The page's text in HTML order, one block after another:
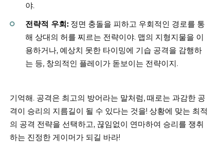
야.
전략적 우회: 정면 충돌을 피하고 우회적인 경로를 통
해 상대의 허를 찌르는 전략이야. 맵의 지형지물을 이
용하거나, 예상치 못한 타이밍에 기습 공격을 감행하
는 등, 창의적인 플레이가 돋보이는 전략이지.
기억해. 공격은 최고의 방어라는 말처럼, 때로는 과감한 공
격이 승리의 지름길이 될 수 있다는 것을! 상황에 맞는 최적
의 공격 전략을 선택하고, 끊임없이 연마하여 승리를 쟁취
하는 진정한 게이머가 되길 바라!